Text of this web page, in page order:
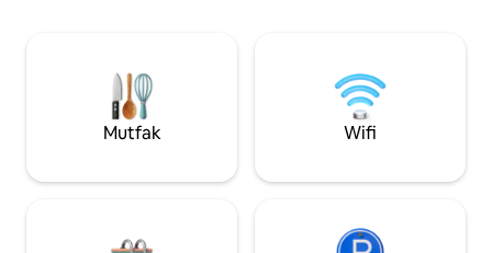
aylarında açık havada dinlendirici günler
geçirmek ve yıl boyunca huzurlu
konaklamalar için mükemmeldir.
mutfağı vardır.
Mutfak Wifi